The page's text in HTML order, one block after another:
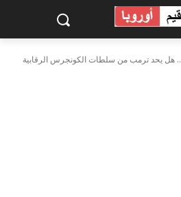
هل يحد ترمب من سلطات الكونجرس الرقابية